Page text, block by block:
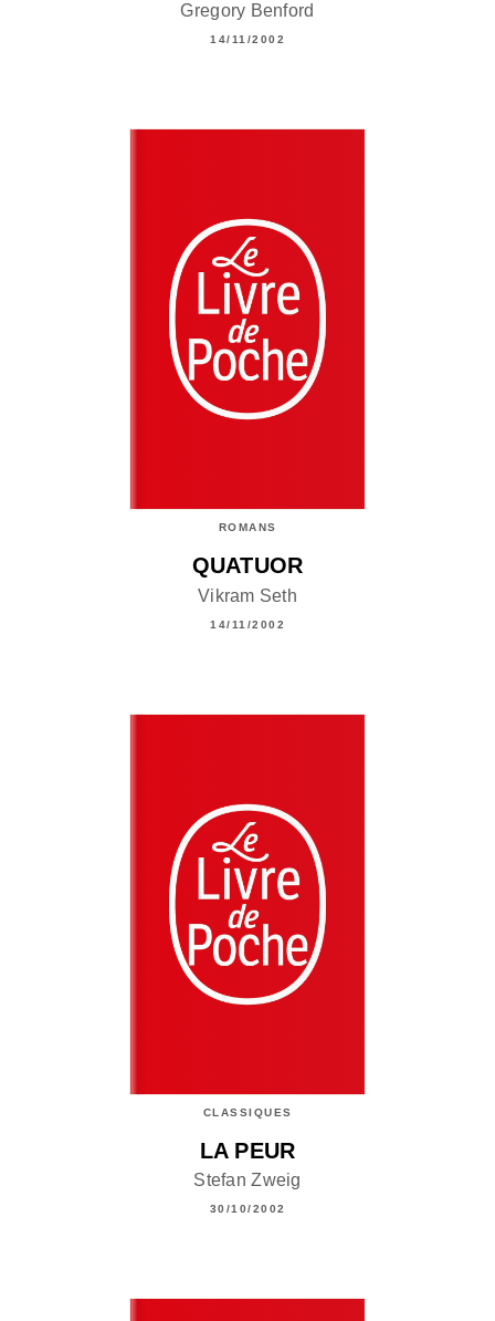
Gregory Benford
14/11/2002
ROMANS
QUATUOR
Vikram Seth
14/11/2002
CLASSIQUES
LA PEUR
Stefan Zweig
30/10/2002